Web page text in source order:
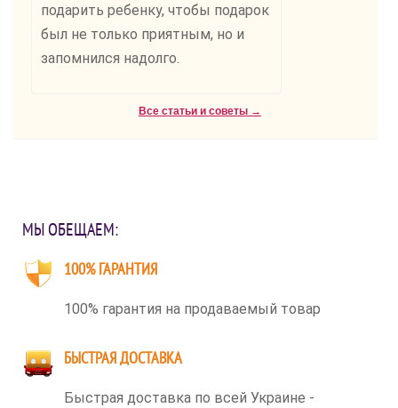
подарить ребенку, чтобы подарок
был не только приятным, но и
запомнился надолго.
Все статьи и советы →
МЫ ОБЕЩАЕМ:
100% ГАРАНТИЯ
100% гарантия на продаваемый товар
БЫСТРАЯ ДОСТАВКА
Быстрая доставка по всей Украине -